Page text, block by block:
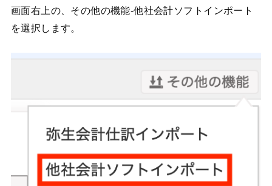
画面右上の、その他の機能-他社会計ソフトインポート
を選択します。